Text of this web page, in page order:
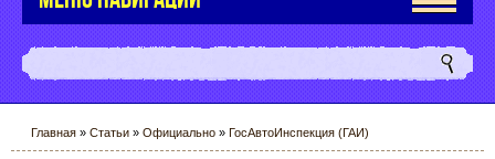
Главная » Статьи » Официально » ГосАвтоИнспекция (ГАИ)